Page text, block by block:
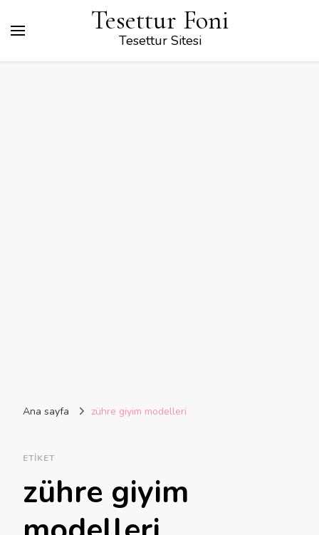
Tesettur Foni
Tesettur Sitesi
Ana sayfa zühre giyim modelleri
ETIKET
zühre giyim